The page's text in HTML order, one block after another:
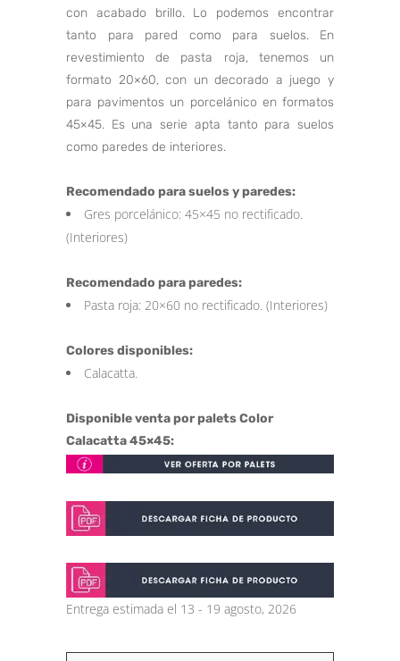
con acabado brillo. Lo podemos encontrar
tanto para pared como para suelos. En
revestimiento de pasta roja, tenemos un
formato 20×60, con un decorado a juego y
para pavimentos un porcelánico en formatos
45×45. Es una serie apta tanto para suelos
como paredes de interiores.
Recomendado para suelos y paredes:
Gres porcelánico: 45×45 no rectificado.
(Interiores)
Recomendado para paredes:
Pasta roja: 20×60 no rectificado. (Interiores)
Colores disponibles:
Calacatta.
Disponible venta por palets Color
Calacatta 45×45:
Entrega estimada el 13 - 19 agosto, 2026